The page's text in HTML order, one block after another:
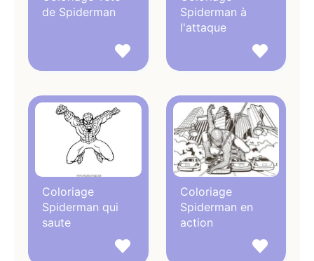
de Spiderman
Spiderman à
l'attaque
Coloriage
Spiderman qui
saute
Coloriage
Spiderman en
action